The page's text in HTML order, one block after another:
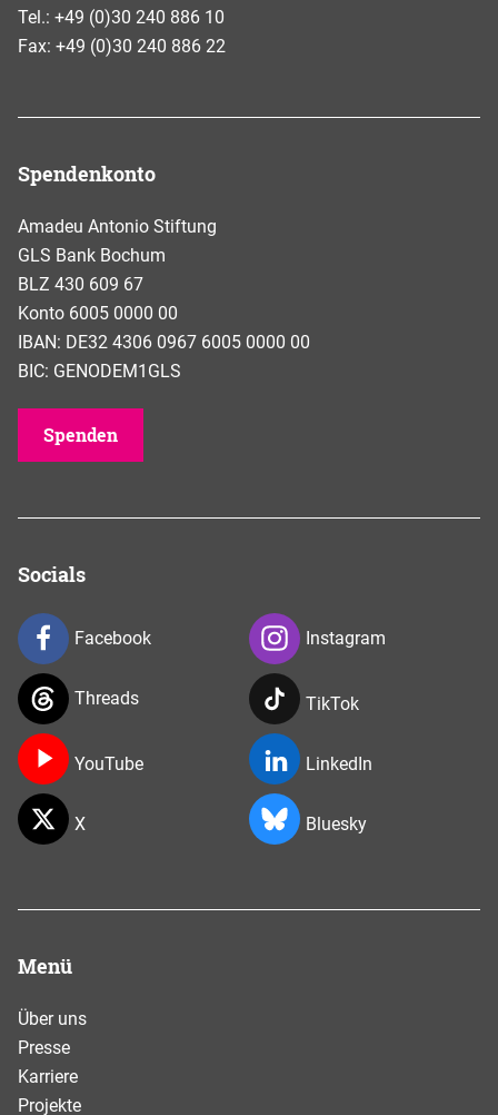
Tel.: +49 (0)30 240 886 10
Fax: +49 (0)30 240 886 22
Spendenkonto
Amadeu Antonio Stiftung
GLS Bank Bochum
BLZ 430 609 67
Konto 6005 0000 00
IBAN: DE32 4306 0967 6005 0000 00
BIC: GENODEM1GLS
Spenden
Socials
Facebook Instagram
Threads TikTok
YouTube LinkedIn
X Bluesky
Menü
Über uns
Presse
Karriere
Projekte